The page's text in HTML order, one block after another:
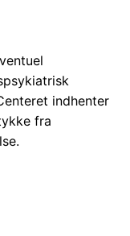
indhenter
fra